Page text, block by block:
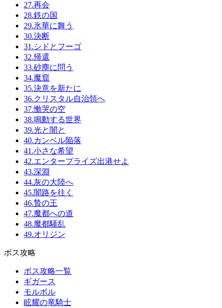
27.再会
28.鉄の国
29.氷華に舞う
30.決断
31.シドとフーゴ
32.帰還
33.砂塵に問う
34.魔窟
35.決意を新たに
36.クリスタル自治領へ
37.慟哭の空
38.鳴動する世界
39.光と闇と
40.カンベル陥落
41.小さな希望
42.エンタープライズ出港せよ
43.深淵
44.灰の大陸へ
45.闇路を往く
46.贄の王
47.魔都への道
48.魔都騒乱
49.オリジン
ボス攻略
ボス攻略一覧
ギガース
モルボル
眩耀の竜騎士